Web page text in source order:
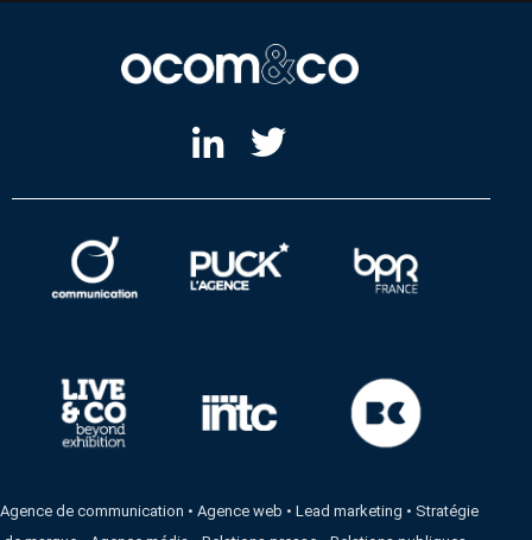
Agence de communication •Agence web •Lead marketing • Stratégie